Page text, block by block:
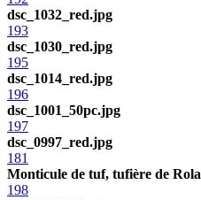
dsc_1032_red.jpg
193
dsc_1030_red.jpg
195
dsc_1014_red.jpg
196
dsc_1001_50pc.jpg
197
dsc_0997_red.jpg
181
Monticule de tuf, tufière de
198